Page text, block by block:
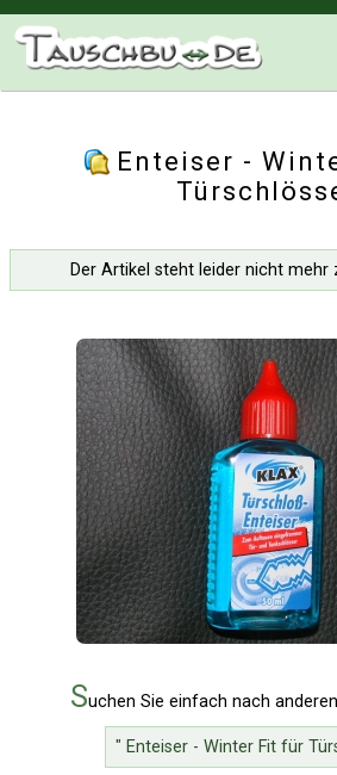
Enteiser -
Der Artikel steht leider nicht mehr
Suchen Sie einfach nach
" Enteiser - Winter Fit für